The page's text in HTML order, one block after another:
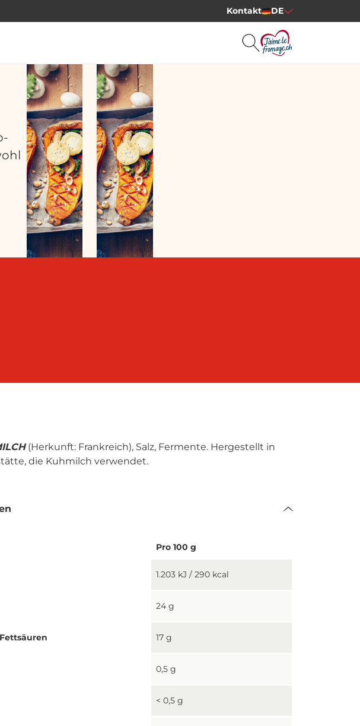
Kontakt DE
(Herkunft: Frankreich), Salz, Fermente. Hergestellt in
die Kuhmilch verwendet.
Pro 100 g
1.203 kJ / 290 kcal
24 g
17 g
0,5 g
< 0,5 g